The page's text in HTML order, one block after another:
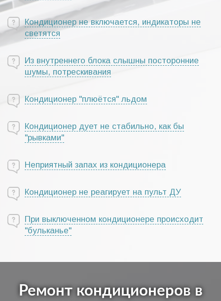
Кондиционер не включается, индикаторы не
светятся
Из внутреннего блока слышны посторонние
шумы, потрескивания
Кондиционер "плюётся" льдом
Кондиционер дует не стабильно, как бы
"рывками"
Неприятный запах из кондиционера
Кондиционер не реагирует на пульт ДУ
При выключенном кондиционере происходит
"бульканье"
Ремонт кондиционеров в